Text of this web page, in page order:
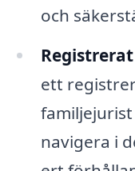
och
ett
navigera i